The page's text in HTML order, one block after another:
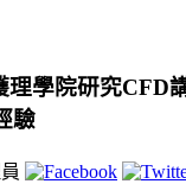
理學院研究CFD
驗